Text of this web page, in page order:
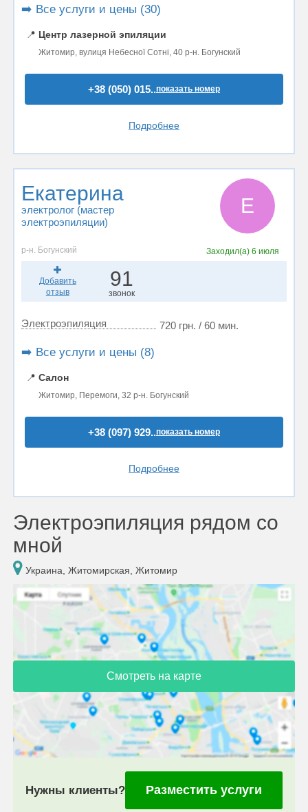
➡️ Все услуги и цены (30)
📍 Центр лазерной эпиляции
Житомир, вулиця Небесної Сотні, 40 р-н. Богунский
+38 (050) 015..показать номер
Подробнее
Екатерина
электролог (мастер
электроэпиляции)
Е
р-н. Богунский Заходил(а) 6 июля
Добавить
отзыв
91
звонок
Электроэпиляция 720 грн. / 60 мин.
➡️ Все услуги и цены (8)
📍 Салон
Житомир, Перемоги, 32 р-н. Богунский
+38 (097) 929..показать номер
Подробнее
Электроэпиляция рядом со
мной
Украина, Житомирская, Житомир
Смотреть на карте
Нужны клиенты? Разместить услуги